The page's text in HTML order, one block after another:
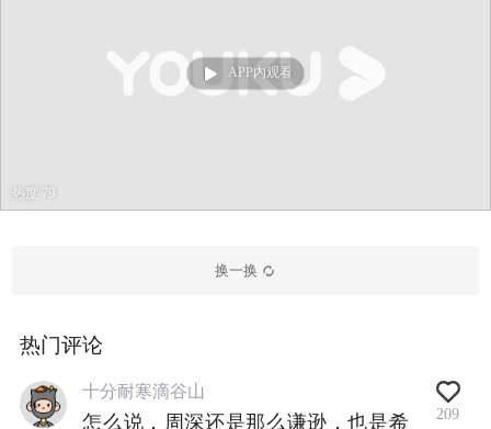
APP内观看
热度 79
换一换
热门评论
十分耐寒滴谷山
怎么说，周深还是那么谦逊，也是希
209